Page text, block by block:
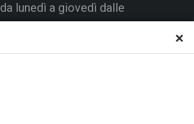
da lunedì a giovedì dalle
×